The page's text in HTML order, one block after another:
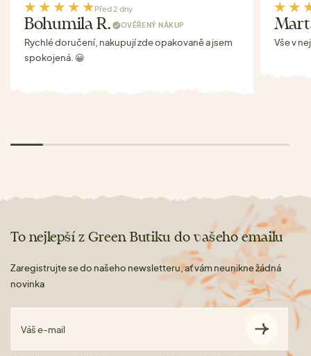
Před 2 dny
Bohumila R. OVĚŘENÝ NÁKUP
Rychlé doručení, nakupují zde opakovaně a jsem
spokojená. 😀
Vše v
To nejlepší z Green Butiku do vašeho emailu
Zaregistrujte se do našeho newsletteru, ať vám neunikne žádná
novinka
Váš e-mail